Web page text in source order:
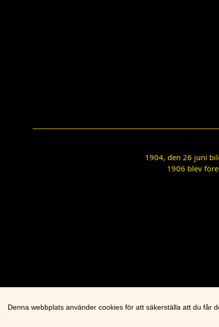
1904, den 26 juni
1906 blev
Denna webbplats använder cookies för att säkerställa att du får